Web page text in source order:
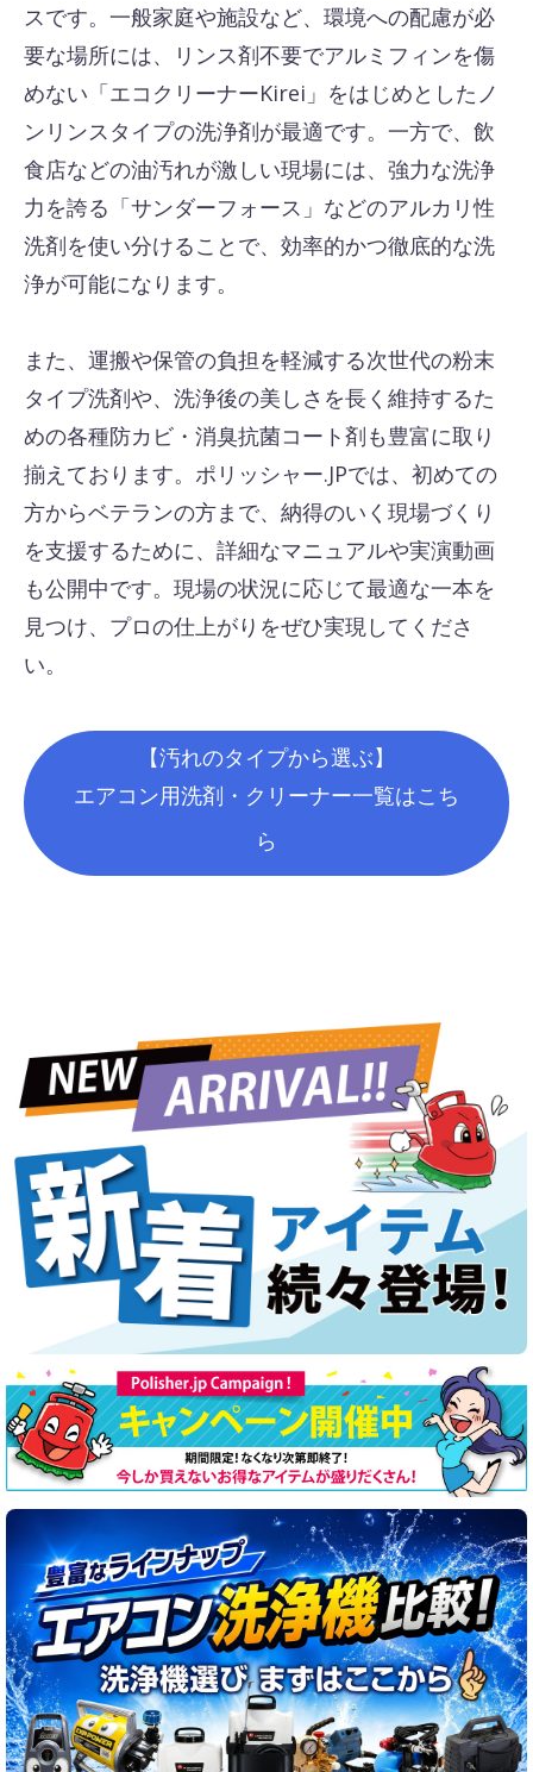
スです。一般家庭や施設など、環境への配慮が必
要な場所には、リンス剤不要でアルミフィンを傷
めない「エコクリーナーKirei」をはじめとしたノ
ンリンスタイプの洗浄剤が最適です。一方で、飲
食店などの油汚れが激しい現場には、強力な洗浄
力を誇る「サンダーフォース」などのアルカリ性
洗剤を使い分けることで、効率的かつ徹底的な洗
浄が可能になります。
また、運搬や保管の負担を軽減する次世代の粉末
タイプ洗剤や、洗浄後の美しさを長く維持するた
めの各種防カビ・消臭抗菌コート剤も豊富に取り
揃えております。ポリッシャー.JPでは、初めての
方からベテランの方まで、納得のいく現場づくり
を支援するために、詳細なマニュアルや実演動画
も公開中です。現場の状況に応じて最適な一本を
見つけ、プロの仕上がりをぜひ実現してくださ
い。
【汚れのタイプから選ぶ】
エアコン用洗剤・クリーナー一覧はこち
ら